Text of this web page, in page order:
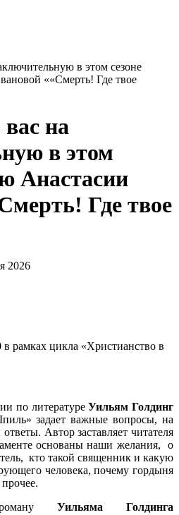
в этом сезоне
««Смерть! Где твое
на
в этом
Анастасии
Где твое
2026
рамках цикла «Христианство в
по литературеУильям Голдинг
задает важные вопросы, на
Автор заставляет читателя
основаны наши желания, о
кто такой священник и какую
человека, почему гордыня
Уильяма Голдинга